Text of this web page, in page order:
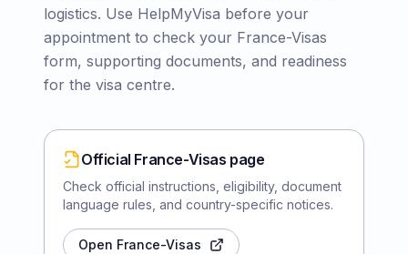
logistics. Use HelpMyVisa before your
appointment to check your France-Visas
form, supporting documents, and readiness
for the visa centre.
Official France-Visas page
Check official instructions, eligibility, document
language rules, and country-specific notices.
Open France-Visas